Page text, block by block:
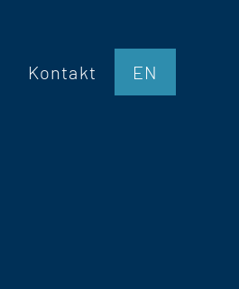
Kontakt EN